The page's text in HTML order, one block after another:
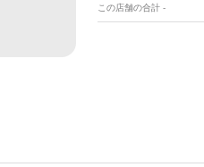
この店舗の合計 -